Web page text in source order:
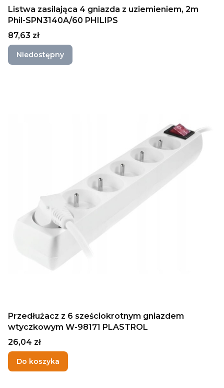
Listwa zasilająca 4 gniazda z uziemieniem, 2m
Phil-SPN3140A/60 PHILIPS
Cena
87,63 zł
Niedostępny
Przedłużacz z 6 sześciokrotnym gniazdem
wtyczkowym W-98171 PLASTROL
Cena
26,04 zł
Do koszyka